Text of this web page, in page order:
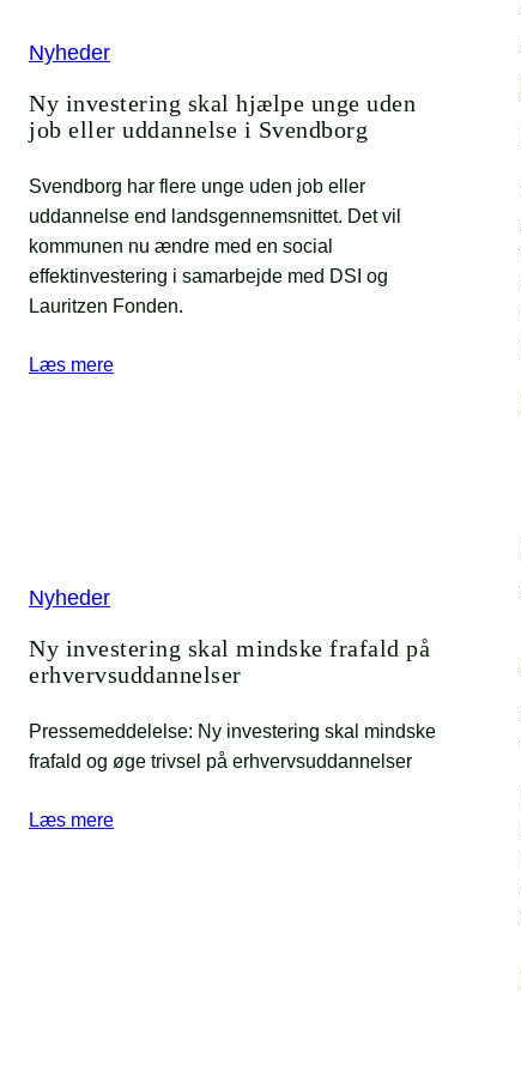
Nyheder
Ny investering skal hjælpe unge uden
job eller uddannelse i Svendborg
Svendborg har flere unge uden job eller
uddannelse end landsgennemsnittet. Det vil
kommunen nu ændre med en social
effektinvestering i samarbejde med DSI og
Lauritzen Fonden.
Læs mere
Nyheder
Ny investering skal mindske frafald på
erhvervsuddannelser
Pressemeddelelse: Ny investering skal mindske
frafald og øge trivsel på erhvervsuddannelser
Læs mere